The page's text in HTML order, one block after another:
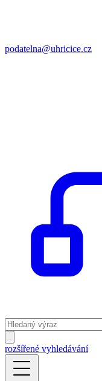
podatelna@uhricice.cz
rozšířené vyhledávání